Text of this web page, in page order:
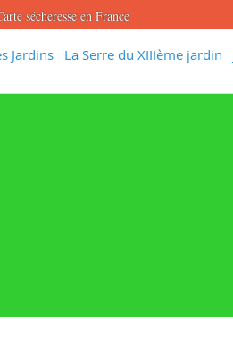
Jardins La Serre du XIIIème jardin
sécheresse en France